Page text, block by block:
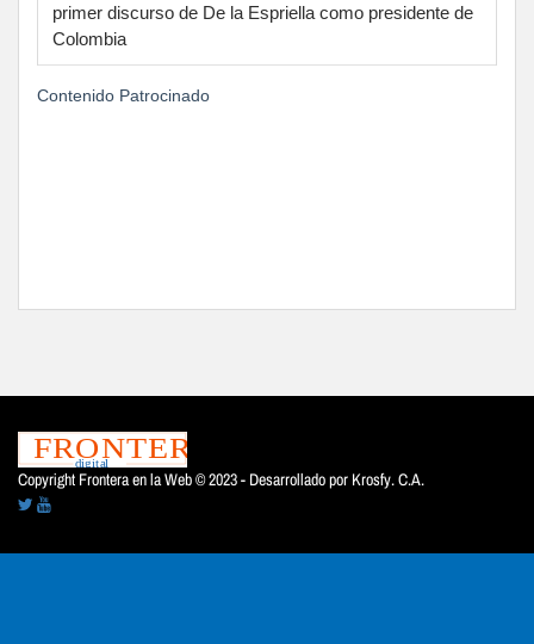
primer discurso de De la Espriella como presidente de
Colombia
Contenido Patrocinado
Copyright Frontera en la Web © 2023 - Desarrollado por Krosfy. C.A.